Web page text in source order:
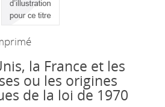
la France et les
ou les origines
de la loi de 1970